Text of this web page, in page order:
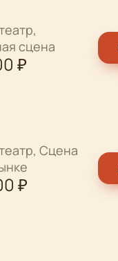
сцена
₽
Сцена
₽